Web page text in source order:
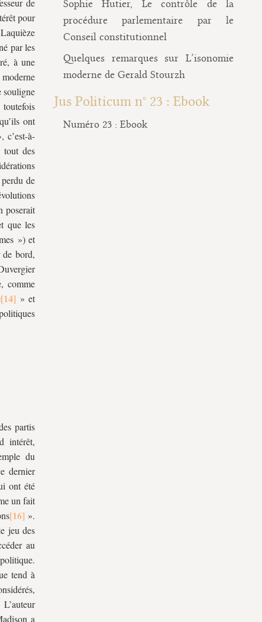
de
pour
par les
à une
ont
c’est-à-
tout des
de
poserait
que les
») et
de bord,
comme
» et
partis
intérêt,
du
dernier
ont été
un fait
».
jeu des
au
tend à
L’auteur
a
Sophie Hutier, Le contrôle de la
procédure parlementaire par le
Conseil constitutionnel
Quelques remarques sur L’isonomie
moderne de Gerald Stourzh
Jus Politicum n° 23 : Ebook
Numéro 23 : Ebook